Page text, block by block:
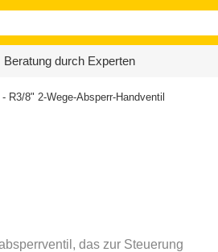
Beratung durch Experten
R3/8" 2-Wege-Absperr-Handventil
das zur Steuerung